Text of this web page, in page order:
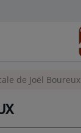
de Joël Boureux